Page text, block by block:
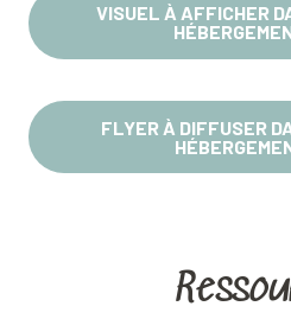
VISUEL À AFFICHER
FLYER À DIFFUSER